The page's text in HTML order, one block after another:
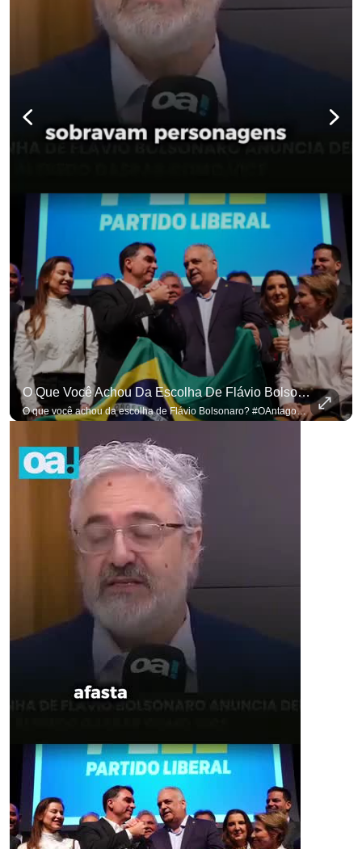
O Que Você Achou Da Escolha De Flávio Bolsonaro? #OAntagonista
O que você achou da escolha de Flávio Bolsonaro? #OAntagonista Se você busca informação com credibilidade, inscreva-se agora e ative o